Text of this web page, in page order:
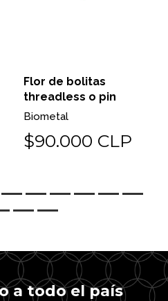
Flor de bolitas
threadless o pin
Biometal
$90.000 CLP
a todo el país